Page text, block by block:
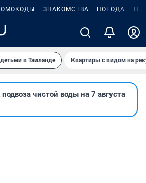
ЗНАКОМСТВА ПОГОДА
в Таиланде Квартиры с видом на
чистой воды на 7 августа